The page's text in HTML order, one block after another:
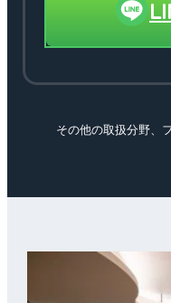
その他の取扱分野、